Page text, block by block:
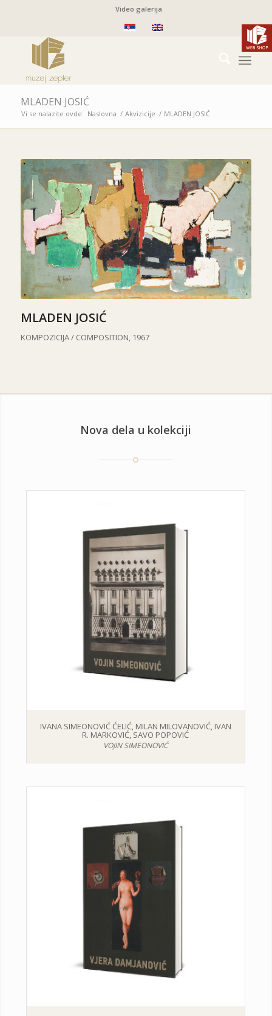
Video galerija
MLADEN JOSIĆ
Vi se nalazite ovde: Naslovna / Akvizicije / MLADEN JOSIĆ
MLADEN JOSIĆ
KOMPOZICIJA / COMPOSITION, 1967
Nova dela u kolekciji
IVANA SIMEONOVIĆ ĆELIĆ, MILAN MILOVANOVIĆ, IVAN
R. MARKOVIĆ, SAVO POPOVIĆ
VOJIN SIMEONOVIĆ